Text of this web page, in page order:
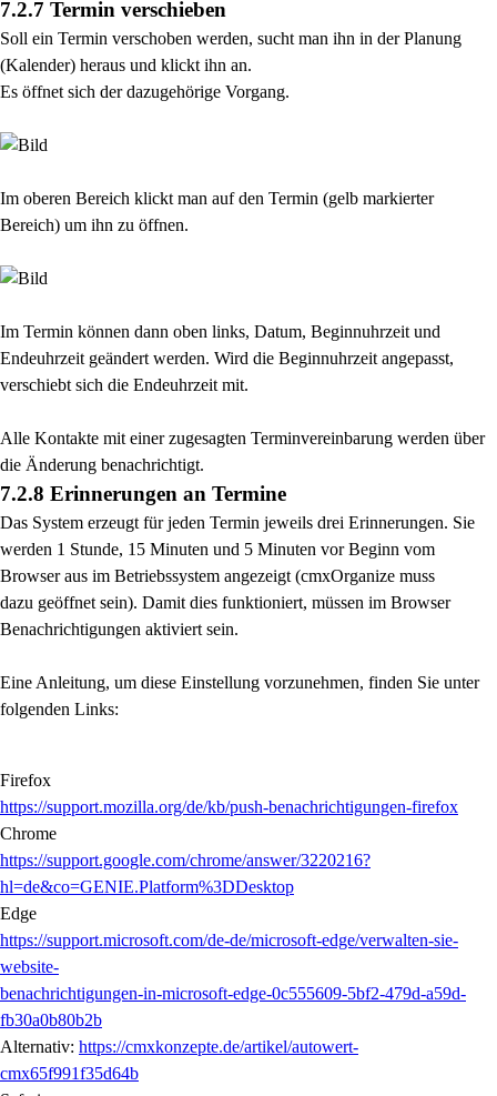
7.2.7 Termin verschieben
Soll ein Termin verschoben werden, sucht man ihn in der Planung
(Kalender) heraus und klickt ihn an.
Es öffnet sich der dazugehörige Vorgang.
Im oberen Bereich klickt man auf den Termin (gelb markierter
Bereich) um ihn zu öffnen.
Im Termin können dann oben links, Datum, Beginnuhrzeit und
Endeuhrzeit geändert werden. Wird die Beginnuhrzeit angepasst,
verschiebt sich die Endeuhrzeit mit.
Alle Kontakte mit einer zugesagten Terminvereinbarung werden über
die Änderung benachrichtigt.
7.2.8 Erinnerungen an Termine
Das System erzeugt für jeden Termin jeweils drei Erinnerungen. Sie
werden 1 Stunde, 15 Minuten und 5 Minuten vor Beginn vom
Browser aus im Betriebssystem angezeigt (cmxOrganize muss
dazu geöffnet sein). Damit dies funktioniert, müssen im Browser
Benachrichtigungen aktiviert sein.
Eine Anleitung, um diese Einstellung vorzunehmen, finden Sie unter
folgenden Links:
Firefox
https://support.mozilla.org/de/kb/push-benachrichtigungen-firefox
Chrome
https://support.google.com/chrome/answer/3220216?
hl=de&co=GENIE.Platform%3DDesktop
Edge
https://support.microsoft.com/de-de/microsoft-edge/verwalten-sie-
website-
benachrichtigungen-in-microsoft-edge-0c555609-5bf2-479d-a59d-
fb30a0b80b2b
Alternativ: https://cmxkonzepte.de/artikel/autowert-
cmx65f991f35d64b